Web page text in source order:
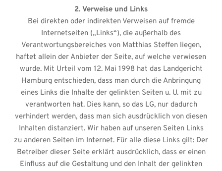
2. Verweise und Links
Bei direkten oder indirekten Verweisen auf fremde
Internetseiten („Links“), die außerhalb des
Verantwortungsbereiches von Matthias Steffen liegen,
haftet allein der Anbieter der Seite, auf welche verwiesen
wurde. Mit Urteil vom 12. Mai 1998 hat das Landgericht
Hamburg entschieden, dass man durch die Anbringung
eines Links die Inhalte der gelinkten Seiten u. U. mit zu
verantworten hat. Dies kann, so das LG, nur dadurch
verhindert werden, dass man sich ausdrücklich von diesen
Inhalten distanziert. Wir haben auf unseren Seiten Links
zu anderen Seiten im Internet. Für alle diese Links gilt: Der
Betreiber dieser Seite erklärt ausdrücklich, dass er einen
Einfluss auf die Gestaltung und den Inhalt der gelinkten